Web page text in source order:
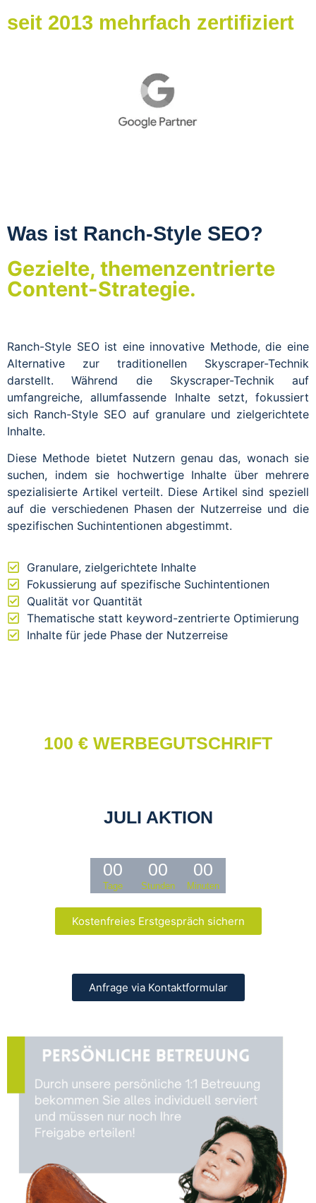
seit 2013 mehrfach zertifiziert
Was ist Ranch-Style SEO?
Gezielte, themenzentrierte
Content-Strategie.
Ranch-Style SEO ist eine innovative Methode, die eine
Alternative zur traditionellen Skyscraper-Technik
darstellt. Während die Skyscraper-Technik auf
umfangreiche, allumfassende Inhalte setzt, fokussiert
sich Ranch-Style SEO auf granulare und zielgerichtete
Inhalte.
Diese Methode bietet Nutzern genau das, wonach sie
suchen, indem sie hochwertige Inhalte über mehrere
spezialisierte Artikel verteilt. Diese Artikel sind speziell
auf die verschiedenen Phasen der Nutzerreise und die
spezifischen Suchintentionen abgestimmt.
Granulare, zielgerichtete Inhalte
Fokussierung auf spezifische Suchintentionen
Qualität vor Quantität
Thematische statt keyword-zentrierte Optimierung
Inhalte für jede Phase der Nutzerreise
100 € WERBEGUTSCHRIFT
JULI AKTION
00
Tage
00
Stunden
00
Minuten
Kostenfreies Erstgespräch sichern
Anfrage via Kontaktformular